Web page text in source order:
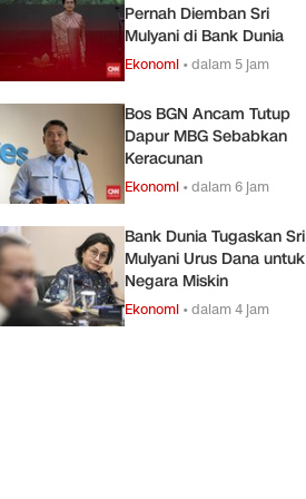
Pernah Diemban Sri
Mulyani di Bank Dunia
Ekonomi •dalam 5 jam
Bos BGN Ancam Tutup
Dapur MBG Sebabkan
Keracunan
Ekonomi •dalam 6 jam
Bank Dunia Tugaskan Sri
Mulyani Urus Dana untuk
Negara Miskin
Ekonomi •dalam 4 jam